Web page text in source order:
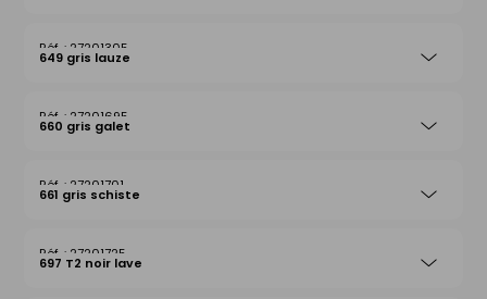
27201305
649 gris lauze
27201695
660 gris galet
27201701
661 gris schiste
27201725
697 T2 noir lave